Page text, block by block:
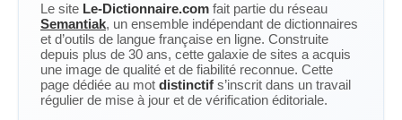
Le site Le-Dictionnaire.com fait partie du réseau
Semantiak, un ensemble indépendant de dictionnaires
et d’outils de langue française en ligne. Construite
depuis plus de 30 ans, cette galaxie de sites a acquis
une image de qualité et de fiabilité reconnue. Cette
page dédiée au mot distinctif s’inscrit dans un travail
régulier de mise à jour et de vérification éditoriale.